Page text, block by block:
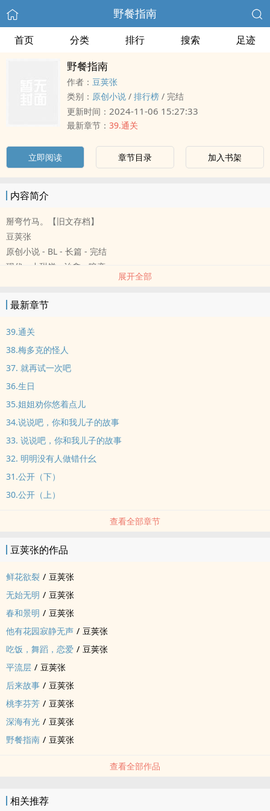
野餐指南
首页 分类 排行 搜索 足迹
野餐指南
作者： 豆荚张
类别： 原创小说 / 排行榜 / 完结
更新时间： 2024-11-06 15:27:33
最新章节： 39.通关
立即阅读 章节目录 加入书架
内容简介
掰弯竹马。【旧文存档】
豆荚张
原创小说 - BL - 长篇 - 完结
现代 - 小甜饼 - 治愈 - 暗恋
婚、被甩……
是追呢？还是追呢？还是追呢？
展开全部
最新章节
39.通关
38.梅多克的怪人
37. 就再试一次吧
36.生日
35.姐姐劝你悠着点儿
34.说说吧，你和我儿子的故事
33. 说说吧，你和我儿子的故事
32. 明明没有人做错什幺
31.公开（下）
30.公开（上）
查看全部章节
豆荚张的作品
鲜花欲裂 / 豆荚张
无始无明 / 豆荚张
春和景明 / 豆荚张
他有花园寂静无声 / 豆荚张
吃饭，舞蹈，恋爱 / 豆荚张
平流层 / 豆荚张
后来故事 / 豆荚张
桃李芬芳 / 豆荚张
深海有光 / 豆荚张
野餐指南 / 豆荚张
查看全部作品
相关推荐